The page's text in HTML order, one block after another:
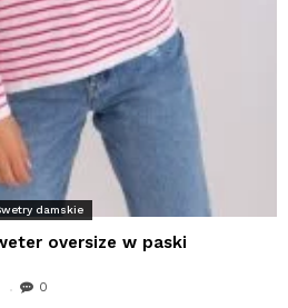
damskie
oversize w paski
0